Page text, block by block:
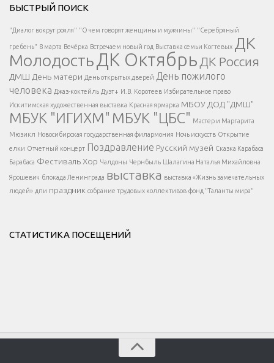
Есть вопрос?
Напишите нам
</span >
</div >
Написать
</button >
</div >
</div > </div >
БЫСТРЫЙ ПОИСК
"Диалог вокруг рояля" "О чем говорят женщины и мужчины" "Серебряный
гребень" 8 марта Вечёрка Встречаем новый год Выставка семьи Когтевых ДК
МолодостьДК Октябрь ДК Россия
ДМШ День матери День открытых дверей День пожилого
человека Джаз-коктейль Дуэт+ И.В. Коротеев Избирательное право
Искитимская художественная выставка Красная ярмарка МБОУ ДОД "ДМШ"
МБУК "ИГИХМ" МБУК "ЦБС" Мастер и Маргарита
Мюзикл Новосибирская государственная филармония Ночь искусств Открытие
елки Отчетный концерт Поздравление Русский музей Сказка Карабаса
Барабаса ФестивальХор Чалдоны Чернбыль Шалагина Наталья Михайловна
Ярошевич блокада Ленинграда выставка выставка «Жизнь замечательных
людей» дпи праздник собрание трудовых коллективов фонд "Таланты мира"
СТАТИСТИКА ПОСЕЩЕНИЙ